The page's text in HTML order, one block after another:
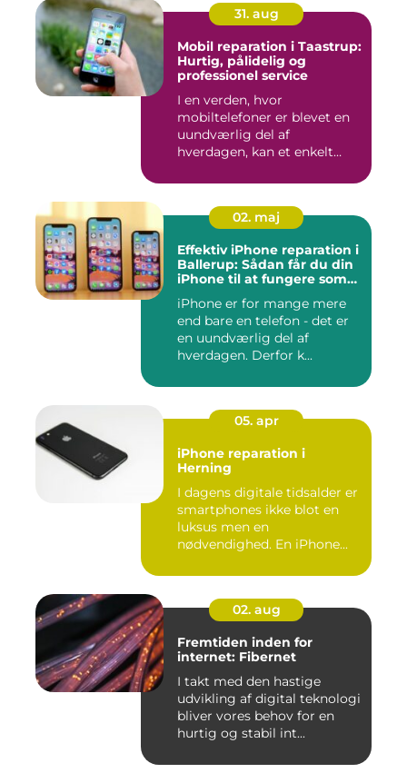
31. aug
Mobil reparation i Taastrup:
Hurtig, pålidelig og
professionel service
I en verden, hvor
mobiltelefoner er blevet en
uundværlig del af
hverdagen, kan et enkelt
02. maj
Effektiv iPhone reparation i
Ballerup: Sådan får du din
iPhone til at fungere som
iPhone er for mange mere
end bare en telefon - det er
en uundværlig del af
hverdagen. Derfor k...
05. apr
iPhone reparation i
Herning
I dagens digitale tidsalder er
smartphones ikke blot en
luksus men en
nødvendighed. En iPhone...
02. aug
Fremtiden inden for
internet: Fibernet
I takt med den hastige
udvikling af digital teknologi
bliver vores behov for en
hurtig og stabil int...